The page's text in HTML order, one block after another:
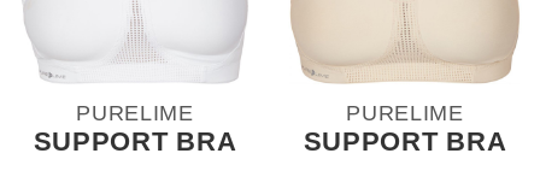
PURELIME
SUPPORT BRA
PURELIME
SUPPORT BRA